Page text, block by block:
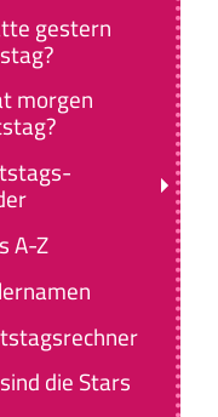
gestern
morgen
A-Z
die Stars